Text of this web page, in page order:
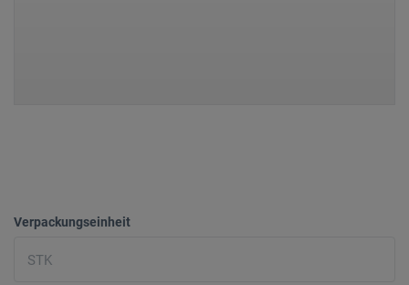
Verpackungseinheit